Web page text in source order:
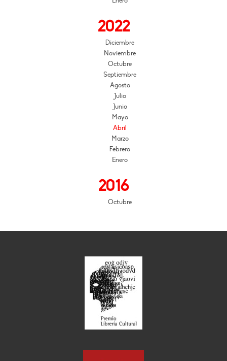
2022
Diciembre
Noviembre
Octubre
Septiembre
Agosto
Julio
Junio
Mayo
Abril
Marzo
Febrero
Enero
2016
Octubre